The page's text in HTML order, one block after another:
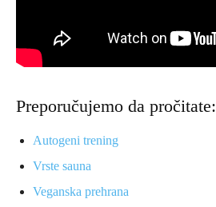
Preporučujemo da pročitate:
Autogeni trening
Vrste sauna
Veganska prehrana